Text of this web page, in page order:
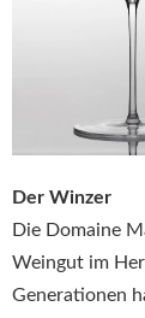
Der Winzer
Die Domaine
Weingut im
Generationen